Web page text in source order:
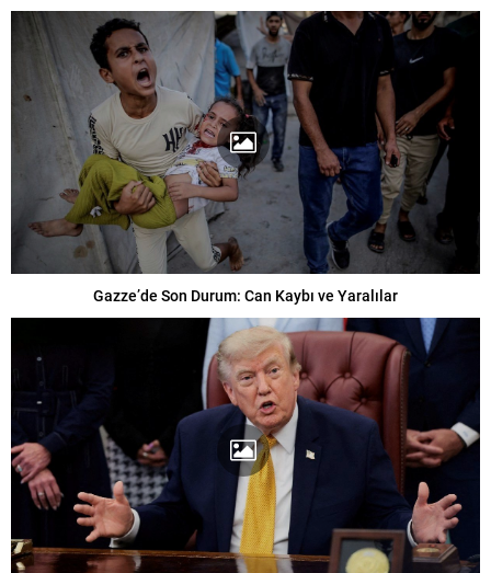
Gazze’de Son Durum: Can Kaybı ve Yaralılar